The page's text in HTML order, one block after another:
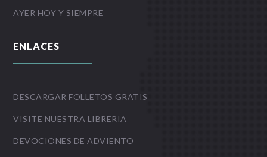
AYER HOY Y SIEMPRE
ENLACES
DESCARGAR FOLLETOS GRATIS
VISITE NUESTRA LIBRERIA
DEVOCIONES DE ADVIENTO